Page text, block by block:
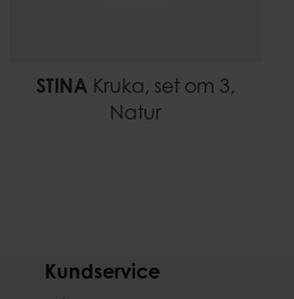
STINA Kruka, set om 3,
Natur
Kundservice